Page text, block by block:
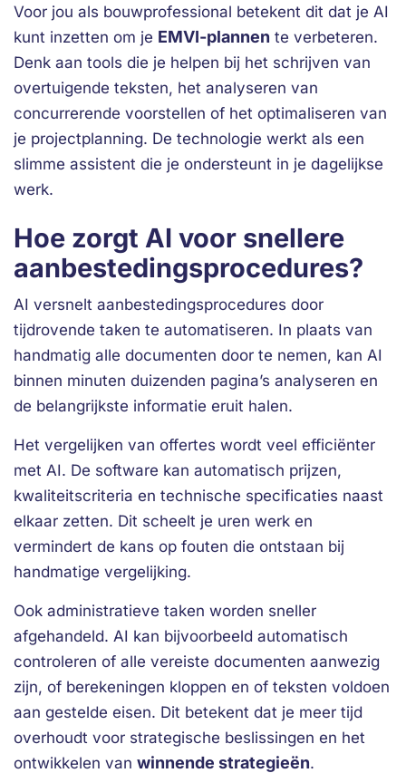
Voor jou als bouwprofessional betekent dit dat je AI
kunt inzetten om je EMVI-plannen te verbeteren.
Denk aan tools die je helpen bij het schrijven van
overtuigende teksten, het analyseren van
concurrerende voorstellen of het optimaliseren van
je projectplanning. De technologie werkt als een
slimme assistent die je ondersteunt in je dagelijkse
werk.
Hoe zorgt AI voor snellere
aanbestedingsprocedures?
AI versnelt aanbestedingsprocedures door
tijdrovende taken te automatiseren. In plaats van
handmatig alle documenten door te nemen, kan AI
binnen minuten duizenden pagina’s analyseren en
de belangrijkste informatie eruit halen.
Het vergelijken van offertes wordt veel efficiënter
met AI. De software kan automatisch prijzen,
kwaliteitscriteria en technische specificaties naast
elkaar zetten. Dit scheelt je uren werk en
vermindert de kans op fouten die ontstaan bij
handmatige vergelijking.
Ook administratieve taken worden sneller
afgehandeld. AI kan bijvoorbeeld automatisch
controleren of alle vereiste documenten aanwezig
zijn, of berekeningen kloppen en of teksten voldoen
aan gestelde eisen. Dit betekent dat je meer tijd
overhoudt voor strategische beslissingen en het
ontwikkelen van winnende strategieën.